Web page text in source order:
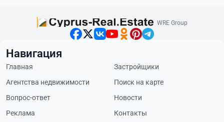
WRE Group
Навигация
Главная
Застройщики
Агентства недвижимости
Поиск на карте
Вопрос-ответ
Новости
Реклама
Контакты